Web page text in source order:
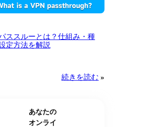
ススルーとは？仕組み・種
定方法を解説
続きを読む »
あなたの
オンライ